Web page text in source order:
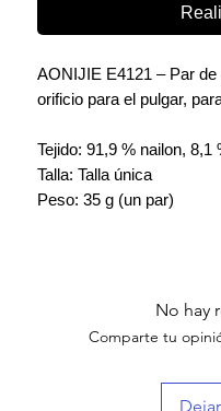
AONIJIE E4121 – Par
orificio para el pulgar,
Tejido: 91,9 % nailon, 8,1
Talla: Talla única
Peso: 35 g (un par)
No hay
Comparte tu